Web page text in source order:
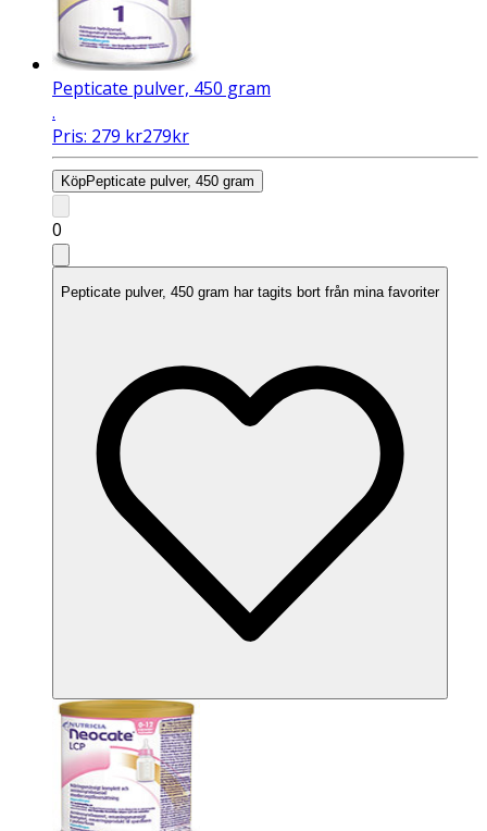
Pepticate pulver, 450 gram
.
Pris: 279 kr279kr
KöpPepticate pulver, 450 gram
0
Pepticate pulver, 450 gram har tagits bort från mina favoriter